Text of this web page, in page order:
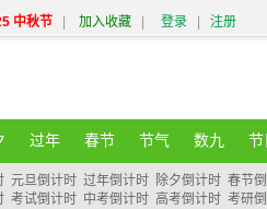
中秋节 加入收藏 登录 注册
过年 春节 节气 数九 节
元旦倒计时 过年倒计时 除夕倒计时 春节
考试倒计时 中考倒计时 高考倒计时 考研